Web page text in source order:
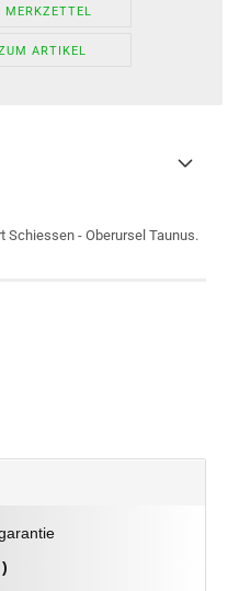
MERKZETTEL
ARTIKEL
Schiessen - Oberursel Taunus.